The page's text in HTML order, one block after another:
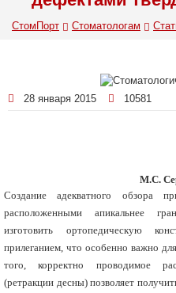
СтомПорт Стоматологам
28 января 2015 10581
М.С.
Создание адекватного обзора
расположенными апикальнее
изготовить ортопедическую
прилеганием, что особенно важно
того, корректно проводимое
(ретракции десны) позволяет